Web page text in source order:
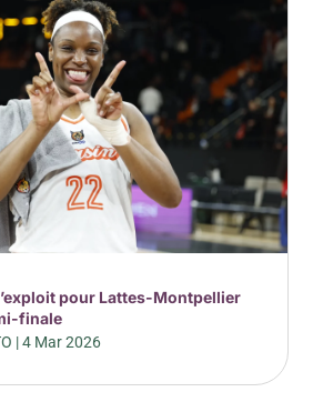
pour Lattes-Montpellier
finale
|4 Mar 2026